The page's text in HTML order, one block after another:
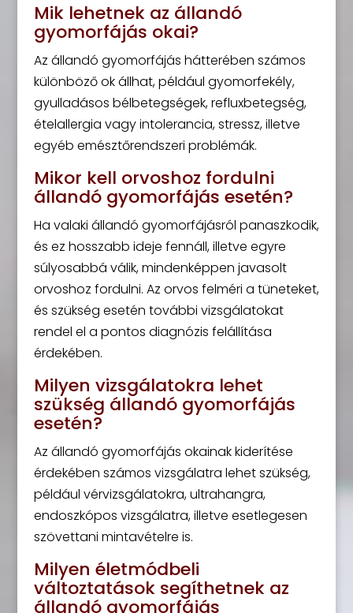
Mik lehetnek az állandó
gyomorfájás okai?
Az állandó gyomorfájás hátterében számos
különböző ok állhat, például gyomorfekély,
gyulladásos bélbetegségek, refluxbetegség,
ételallergia vagy intolerancia, stressz, illetve
egyéb emésztőrendszeri problémák.
Mikor kell orvoshoz fordulni
állandó gyomorfájás esetén?
Ha valaki állandó gyomorfájásról panaszkodik,
és ez hosszabb ideje fennáll, illetve egyre
súlyosabbá válik, mindenképpen javasolt
orvoshoz fordulni. Az orvos felméri a tüneteket,
és szükség esetén további vizsgálatokat
rendel el a pontos diagnózis felállítása
érdekében.
Milyen vizsgálatokra lehet
szükség állandó gyomorfájás
esetén?
Az állandó gyomorfájás okainak kiderítése
érdekében számos vizsgálatra lehet szükség,
például vérvizsgálatokra, ultrahangra,
endoszkópos vizsgálatra, illetve esetlegesen
szövettani mintavételre is.
Milyen életmódbeli
változtatások segíthetnek az
állandó gyomorfájás